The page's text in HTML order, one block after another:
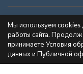
Каталог товаров
Информация
Мы используем cookies
работы сайта.
принимаете Условия
данных и Публичной